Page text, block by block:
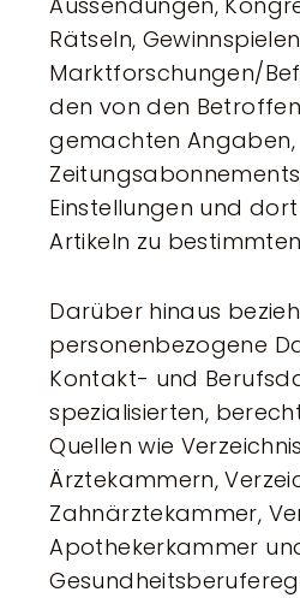
Rätseln,
Marktforschungen/
den von den
gemachten Angaben,
Einstellungen und
Artikeln zu
Darüber hinaus
personenbezogene
Kontakt- und
spezialisierten,
Quellen wie
Ärztekammern,
Zahnärztekammer,
Apothekerkammer